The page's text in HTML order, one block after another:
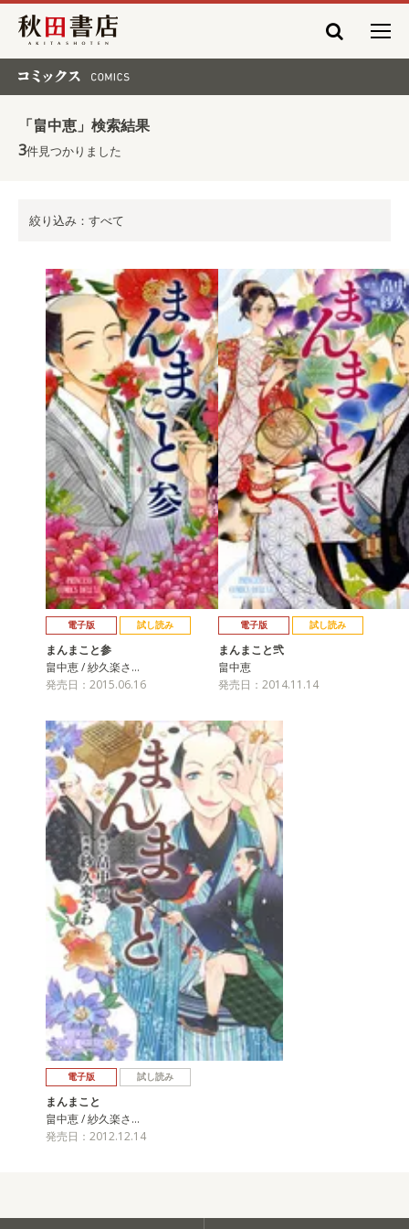
秋田書店
「畠中恵」検索結果
3件見つかりました
絞り込み：すべて
電子版 試し読み
まんまこと参
畠中恵 / 紗久楽さ…
発売日：2015.06.16
電子版 試し読み
まんまこと弐
畠中恵
発売日：2014.11.14
電子版 試し読み
まんまこと
畠中恵 / 紗久楽さ…
発売日：2012.12.14